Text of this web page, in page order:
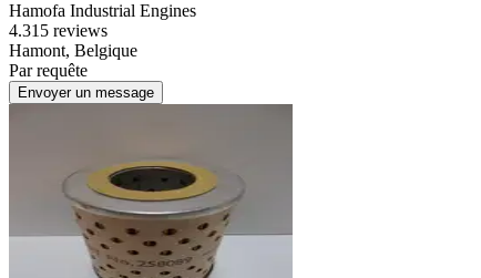
Hamofa Industrial Engines
4.315 reviews
Hamont, Belgique
Par requête
Envoyer un message